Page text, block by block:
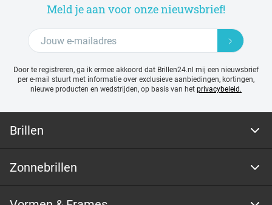
Meld je aan voor onze nieuwsbrief!
Door te registreren, ga ik ermee akkoord dat Brillen24.nl mij een nieuwsbrief
per e-mail stuurt met informatie over exclusieve aanbiedingen, kortingen,
nieuwe producten en wedstrijden, op basis van het privacybeleid.
Brillen
Zonnebrillen